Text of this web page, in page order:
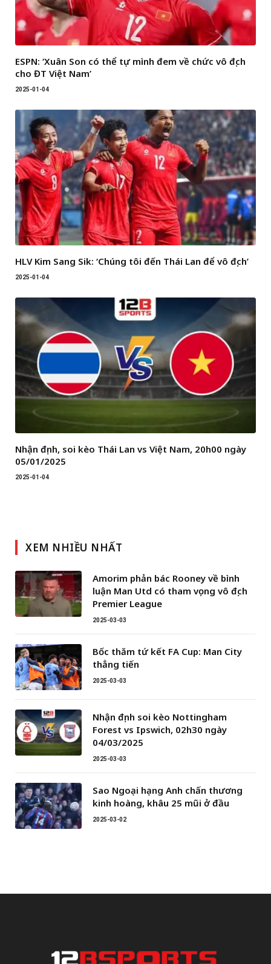
ESPN: ‘Xuân Son có thể tự mình đem về chức vô địch
cho ĐT Việt Nam’
2025-01-04
HLV Kim Sang Sik: ‘Chúng tôi đến Thái Lan để vô địch’
2025-01-04
Nhận định, soi kèo Thái Lan vs Việt Nam, 20h00 ngày
05/01/2025
2025-01-04
XEM NHIỀU NHẤT
Amorim phản bác Rooney về bình
luận Man Utd có tham vọng vô địch
Premier League
2025-03-03
Bốc thăm tứ kết FA Cup: Man City
thẳng tiến
2025-03-03
Nhận định soi kèo Nottingham
Forest vs Ipswich, 02h30 ngày
04/03/2025
2025-03-03
Sao Ngoại hạng Anh chấn thương
kinh hoàng, khâu 25 mũi ở đầu
2025-03-02